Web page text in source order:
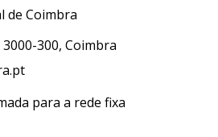
de Coimbra
300, Coimbra
para a rede fixa